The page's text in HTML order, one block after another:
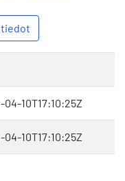
04-10T17:10:25Z
04-10T17:10:25Z